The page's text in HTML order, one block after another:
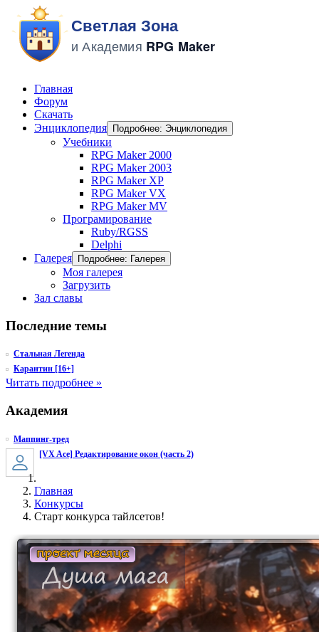
Главная
Форум
Скачать
Энциклопедия
Подробнее: Энциклопедия
Учебники
RPG Maker 2000
RPG Maker 2003
RPG Maker XP
RPG Maker VX
RPG Maker MV
Програмирование
Ruby/RGSS
Delphi
Галерея
Подробнее: Галерея
Моя галерея
Загрузить
Зал славы
Последние темы
Стальная Легенда
Карантин [16+]
Читать подробнее »
Академия
Маппинг-тред
[VX Ace] Редактирование окон (часть 2)
Главная
Конкурсы
Старт конкурса тайлсетов!